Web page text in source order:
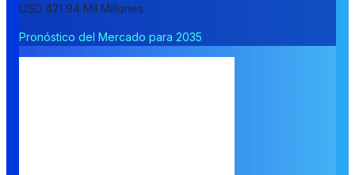
USD 421,94 Mil Millones
Pronóstico del Mercado para 2035